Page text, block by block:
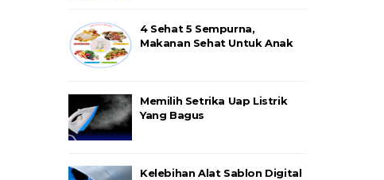
4 Sehat 5 Sempurna,
Makanan Sehat Untuk Anak
Memilih Setrika Uap Listrik
Yang Bagus
Kelebihan Alat Sablon Digital